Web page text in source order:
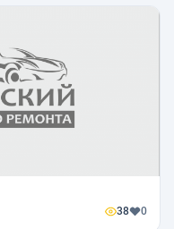
38 0